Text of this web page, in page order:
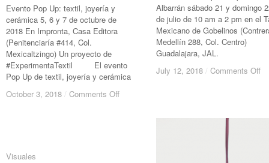
Evento Pop Up: textil, joyería y
cerámica 5, 6 y 7 de octubre de
2018 En Impronta, Casa Editora
(Penitenciaría #414, Col.
Mexicaltzingo) Un proyecto de
#ExperimentaTextil El evento
Pop Up de textil, joyería y cerámica
October 3, 2018 / Comments Offon
October 3, 2018 / Comments Offon
Albarrán sábado 21 y domingo
de julio de 10 am a 2 pm en el
Mexicano de Gobelinos
Medellín 288, Col. Centro)
Guadalajara, JAL.
July 12, 2018 / Comments Offon
July 12, 2018 / Comments Offon
Visuales
Visuales